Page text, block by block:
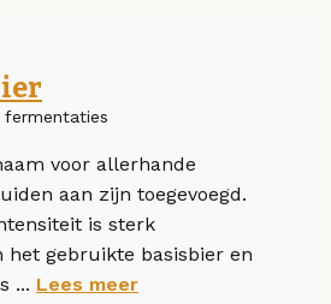
fermentaties
voor allerhande
aan zijn toegevoegd.
is sterk
het gebruikte basisbier en
... Lees meer